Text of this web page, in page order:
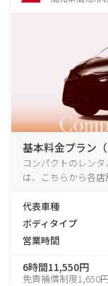
基本料金プラン（
コンパクトのレン
は、こちらから各店
代表車種
ボディタイプ
営業時間
6時間11,550円
免責補償制度1,650円